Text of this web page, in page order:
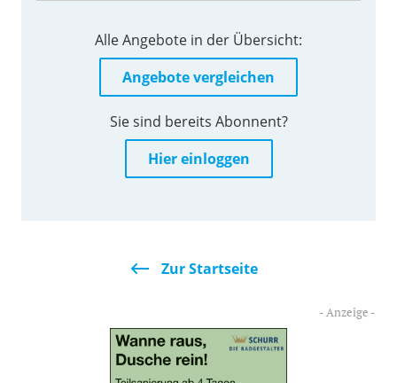
Alle Angebote in der Übersicht:
Angebote vergleichen
Sie sind bereits Abonnent?
Hier einloggen
Zur Startseite